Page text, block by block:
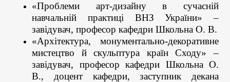
«Проблеми арт-дизайну в сучасній
навчальній практиці ВНЗ України» –
завідувач, професор кафедри Школьна О. В.
«Архітектура, монументально-декоративне
мистецтво й скульптура країн Сходу» –
завідувач, професор кафедри Школьна О.
В., доцент кафедри, заступник декана